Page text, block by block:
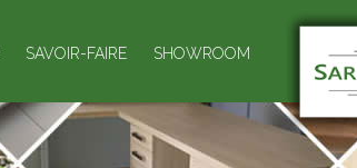
SAVOIR-FAIRE SHOWROOM